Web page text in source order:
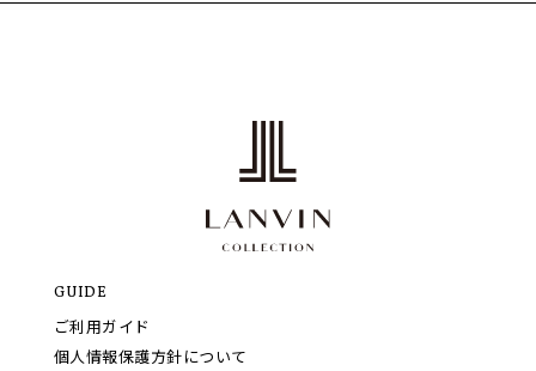
GUIDE
ご利用ガイド
個人情報保護方針について